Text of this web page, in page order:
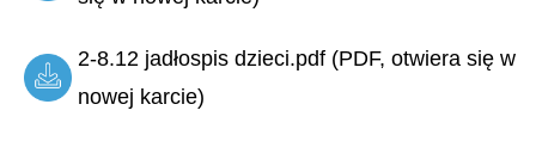
2-8.12 jadłospis dzieci.pdf (PDF, otwiera się w
nowej karcie)